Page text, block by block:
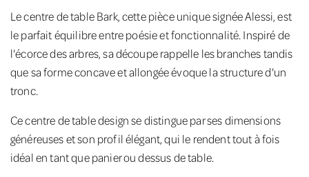
Le centre de table Bark, cette pièce unique signée Alessi, est
le parfait équilibre entre poésie et fonctionnalité. Inspiré de
l'écorce des arbres, sa découpe rappelle les branches tandis
que sa forme concave et allongée évoque la structure d'un
tronc.
Ce centre de table design se distingue par ses dimensions
généreuses et son profil élégant, qui le rendent tout à fois
idéal en tant que panier ou dessus de table.